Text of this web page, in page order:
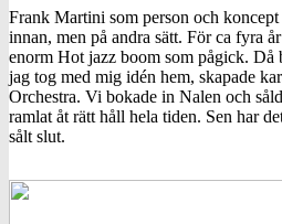
Frank Martini som person och
innan, men på andra sätt. För ca fyra
enorm Hot jazz boom som pågick. Då
jag tog med mig idén hem, skapade
Orchestra. Vi bokade in Nalen och
ramlat åt rätt håll hela tiden. Sen har
sålt slut.